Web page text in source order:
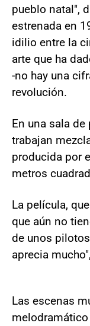
pueblo natal",
estrenada en
idilio entre la
arte que ha
-no hay una
revolución.
En una sala
trabajan
producida por
metros
La película,
que aún no
de unos
aprecia
Las escenas